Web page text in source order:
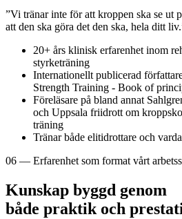
”Vi tränar inte för att kroppen ska se ut
att den ska göra det den ska, hela ditt
20+ års klinisk erfarenhet inom
styrketräning
Internationellt publicerad
Strength Training - Book of
Föreläsare på bland annat
och Uppsala friidrott om
träning
Tränar både elitidrottare och
06 — Erfarenhet som format vårt
Kunskap byggd genom
både praktik och